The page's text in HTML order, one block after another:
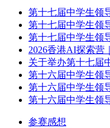
第十七届中学生领
第十七届中学生领
第十七届中学生领
2026香港AI探索营
关于举办第十七届
第十六届中学生领
第十六届中学生领
第十六届中学生领
参赛感想